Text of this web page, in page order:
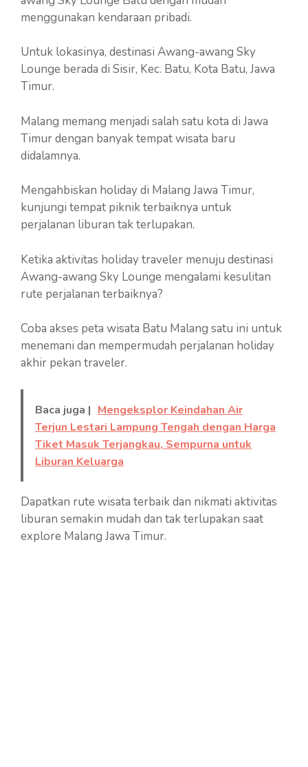
menggunakan kendaraan pribadi.
Untuk lokasinya, destinasi Awang-awang Sky
Lounge berada di Sisir, Kec. Batu, Kota Batu, Jawa
Timur.
Malang memang menjadi salah satu kota di Jawa
Timur dengan banyak tempat wisata baru
didalamnya.
Mengahbiskan holiday di Malang Jawa Timur,
kunjungi tempat piknik terbaiknya untuk
perjalanan liburan tak terlupakan.
Ketika aktivitas holiday traveler menuju destinasi
Awang-awang Sky Lounge mengalami kesulitan
rute perjalanan terbaiknya?
Coba akses peta wisata Batu Malang satu ini untuk
menemani dan mempermudah perjalanan holiday
akhir pekan traveler.
Baca juga | Mengeksplor Keindahan Air
Terjun Lestari Lampung Tengah dengan Harga
Tiket Masuk Terjangkau, Sempurna untuk
Liburan Keluarga
Dapatkan rute wisata terbaik dan nikmati aktivitas
liburan semakin mudah dan tak terlupakan saat
explore Malang Jawa Timur.